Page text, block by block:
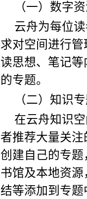
（一）数字
云舟为每位
求对空间进行
读思想、笔记
的专题。
（二）知识
在云舟知识
者推荐大量关
创建自己的专
书馆及本地资
结等添加到专题